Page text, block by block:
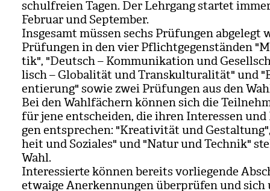
schul­freien Tagen. Der Lehr­gang star­tet
Februar und Sep­tem­ber.
Ins­ge­samt müs­sen sechs Prü­fun­gen abge­legt
Prü­fun­gen in den vier Pflicht­ge­gen­stän­den
tik", "Deutsch – Kom­mu­ni­ka­tion und
lisch – Glo­ba­li­tät und Trans­kul­tu­ra­li­tät" und
en­tie­rung" sowie zwei Prü­fun­gen aus den
Bei den Wahl­fä­chern kön­nen sich die
für jene ent­schei­den, die ihren Inter­es­sen
gen ent­spre­chen: "Krea­ti­vi­tät und
heit und Sozia­les" und "Natur und Tech­nik"
Wahl.
Inter­es­sierte kön­nen bereits vor­lie­gende
etwaige Aner­ken­nun­gen über­prü­fen und